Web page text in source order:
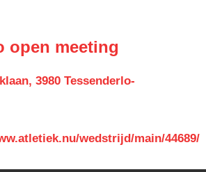
open meeting
3980 Tessenderlo-
wedstrijd/main/44689/